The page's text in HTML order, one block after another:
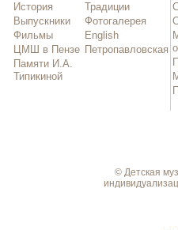
История
Традиции
Выпускники
Фотогалерея
Фильмы
English
ЦМШ в Пензе Петропавловская
Памяти И.А.
Типикиной
© Детская